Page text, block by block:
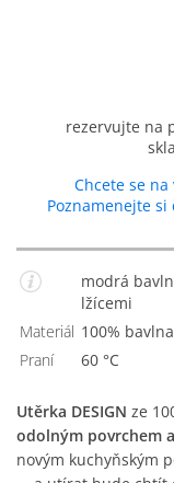
rezervujte na
Chcete se
Poznamenejte
modrá bavlněná kuchyňská utěrka s vidličkami a
lžícemi
Materiál
100% bavlna
Praní
60 °C
Utěrka DESIGN ze
odolným povrchem
novým kuchyňským